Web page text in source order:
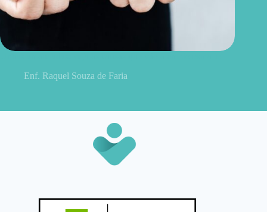
Enf. Raquel Souza de Faria